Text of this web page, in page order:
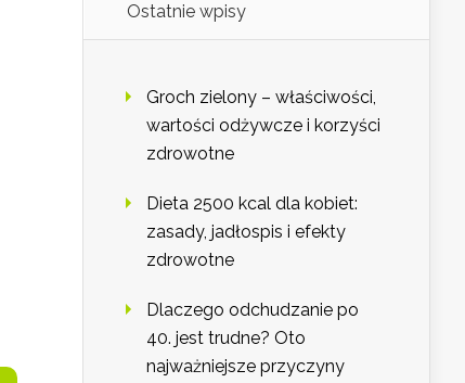
Ostatnie wpisy
Groch zielony – właściwości,
wartości odżywcze i korzyści
zdrowotne
Dieta 2500 kcal dla kobiet:
zasady, jadłospis i efekty
zdrowotne
Dlaczego odchudzanie po
40. jest trudne? Oto
najważniejsze przyczyny